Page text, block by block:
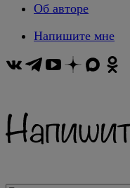
Об авторе
Напишите мне